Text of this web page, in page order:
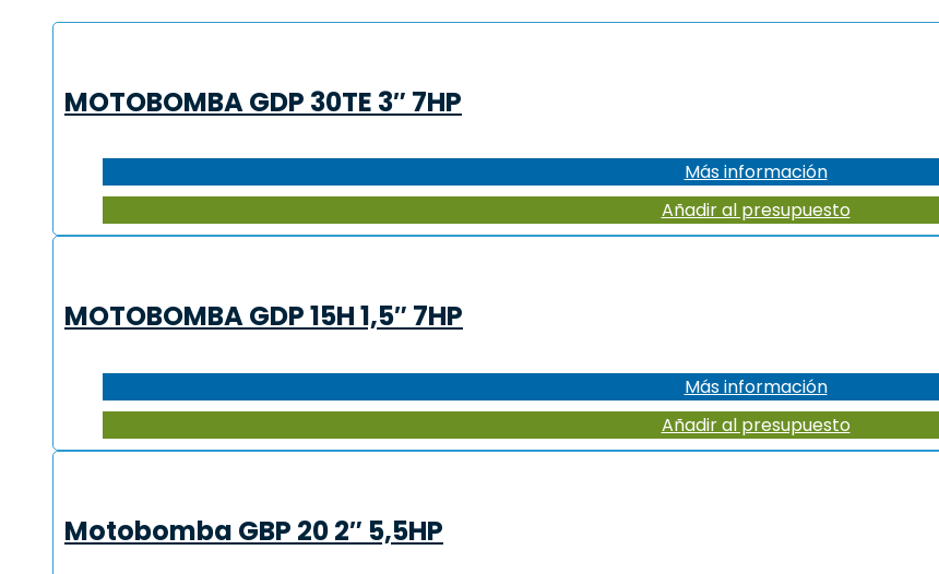
MOTOBOMBA GDP 30TE 3″ 7HP
Más información
Añadir al presupuesto
MOTOBOMBA GDP 15H 1,5″ 7HP
Más información
Añadir al presupuesto
Motobomba GBP 20 2″ 5,5HP